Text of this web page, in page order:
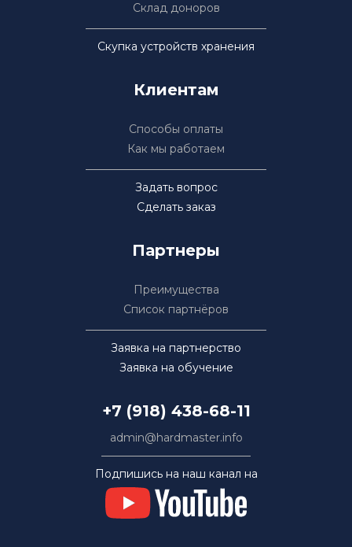
Склад доноров
Скупка устройств хранения
Клиентам
Способы оплаты
Как мы работаем
Задать вопрос
Сделать заказ
Партнеры
Преимущества
Список партнёров
Заявка на партнерство
Заявка на обучение
+7 (918) 438-68-11
admin@hardmaster.info
Подпишись на наш канал на